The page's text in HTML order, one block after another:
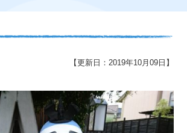
【更新日：2019年10月09日】